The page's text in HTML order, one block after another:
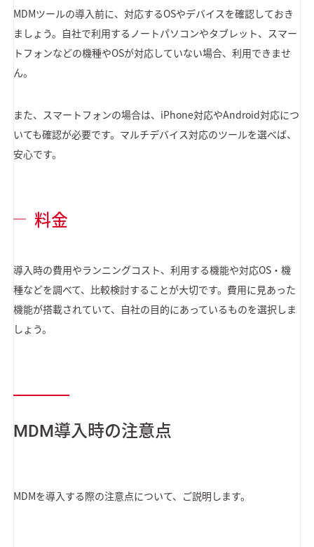
MDMツールの導入前に、対応するOSやデバイスを確認しておき
ましょう。自社で利用するノートパソコンやタブレット、スマー
トフォンなどの機種やOSが対応していない場合、利用できませ
ん。
また、スマートフォンの場合は、iPhone対応やAndroid対応につ
いても確認が必要です。マルチデバイス対応のツールを選べば、
安心です。
料金
導入時の費用やランニングコスト、利用する機能や対応OS・機
種などを調べて、比較検討することが大切です。費用に見あった
機能が搭載されていて、自社の目的にあっているものを選択しま
しょう。
MDM導入時の注意点
MDMを導入する際の注意点について、ご説明します。